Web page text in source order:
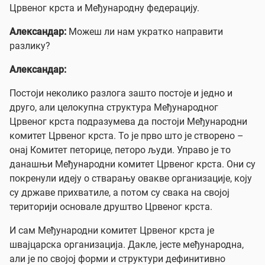
Црвеног крста и Међународну федерацију.
Александар: Можеш ли нам укратко направити
разлику?
Александар:
Постоји неколико разлога зашто постоје и једно и
друго, али целокупна структура Међународног
Црвеног крста подразумева да постоји Међународни
комитет Црвеног крста. То је прво што је створено –
онај Комитет петорице, петоро људи. Управо је то
данашњи Међународни комитет Црвеног крста. Они су
покренули идеју о стварању овакве организације, коју
су државе прихватиле, а потом су свака на својој
територији основале друштво Црвеног крста.
И сам Међународни комитет Црвеног крста је
швајцарска организација. Дакле, јесте међународна,
али је по својој форми и структури дефинитивно